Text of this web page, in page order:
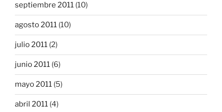
septiembre 2011 (10)
agosto 2011 (10)
julio 2011 (2)
junio 2011 (6)
mayo 2011 (5)
abril 2011 (4)